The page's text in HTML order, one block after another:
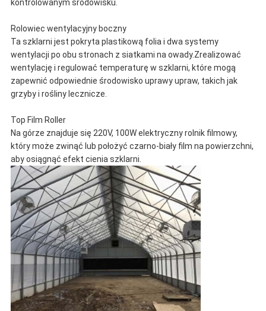
kontrolowanym środowisku.
Rolowiec wentylacyjny boczny
Ta szklarni jest pokryta plastikową folia i dwa systemy
wentylacji po obu stronach z siatkami na owady.Zrealizować
wentylację i regulować temperaturę w szklarni, które mogą
zapewnić odpowiednie środowisko uprawy upraw, takich jak
grzyby i rośliny lecznicze.
Top Film Roller
Na górze znajduje się 220V, 100W elektryczny rolnik filmowy,
który może zwinąć lub położyć czarno-biały film na powierzchni,
aby osiągnąć efekt cienia szklarni.